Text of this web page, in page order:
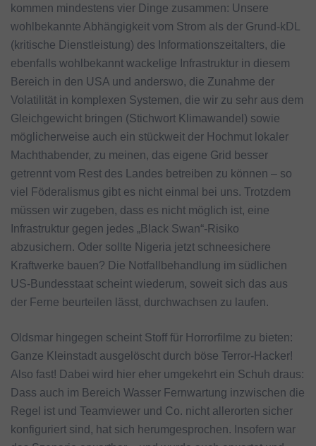
kommen mindestens vier Dinge zusammen: Unsere
wohlbekannte Abhängigkeit vom Strom als der Grund-kDL
(kritische Dienstleistung) des Informationszeitalters, die
ebenfalls wohlbekannt wackelige Infrastruktur in diesem
Bereich in den USA und anderswo, die Zunahme der
Volatilität in komplexen Systemen, die wir zu sehr aus dem
Gleichgewicht bringen (Stichwort Klimawandel) sowie
möglicherweise auch ein stückweit der Hochmut lokaler
Machthabender, zu meinen, das eigene Grid besser
getrennt vom Rest des Landes betreiben zu können – so
viel Föderalismus gibt es nicht einmal bei uns. Trotzdem
müssen wir zugeben, dass es nicht möglich ist, eine
Infrastruktur gegen jedes „Black Swan“-Risiko
abzusichern. Oder sollte Nigeria jetzt schneesichere
Kraftwerke bauen? Die Notfallbehandlung im südlichen
US-Bundesstaat scheint wiederum, soweit sich das aus
der Ferne beurteilen lässt, durchwachsen zu laufen.
Oldsmar hingegen scheint Stoff für Horrorfilme zu bieten:
Ganze Kleinstadt ausgelöscht durch böse Terror-Hacker!
Also fast! Dabei wird hier eher umgekehrt ein Schuh draus:
Dass auch im Bereich Wasser Fernwartung inzwischen die
Regel ist und Teamviewer und Co. nicht allerorten sicher
konfiguriert sind, hat sich herumgesprochen. Insofern war